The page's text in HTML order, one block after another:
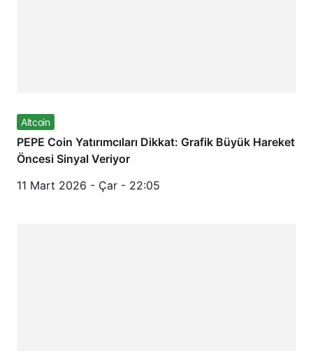
Altcoin
PEPE Coin Yatırımcıları Dikkat: Grafik Büyük Hareket
Öncesi Sinyal Veriyor
11 Mart 2026 - Çar - 22:05